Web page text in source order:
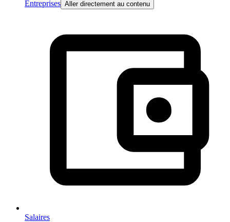
Entreprises Aller directement au contenu
Salaires